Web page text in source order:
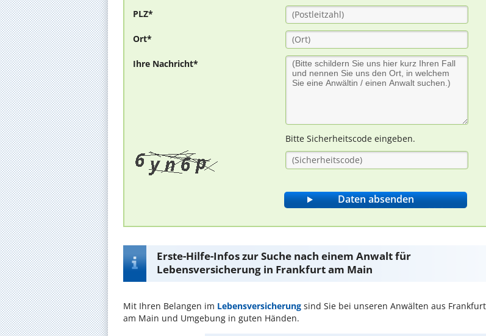
PLZ*
Ort*
Ihre Nachricht*
Bitte Sicherheitscode eingeben.
Erste-Hilfe-Infos zur Suche nach einem Anwalt für
Lebensversicherung in Frankfurt am Main
Mit Ihren Belangen im Lebensversicherung sind Sie bei unseren Anwälten aus Frankfurt
am Main und Umgebung in guten Händen.